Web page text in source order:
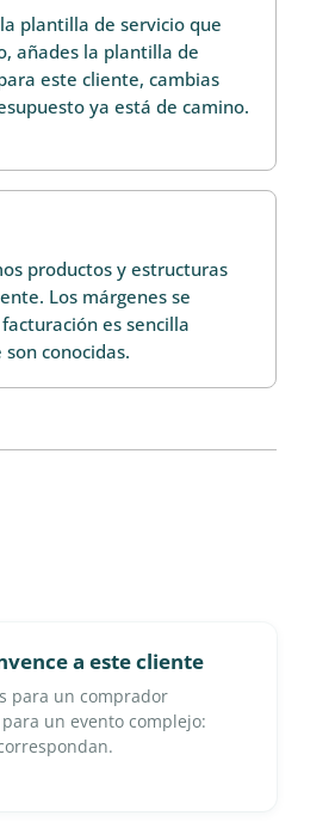
plantilla de servicio que
añades la plantilla de
este cliente, cambias
ya está de camino.
productos y estructuras
Los márgenes se
es sencilla
conocidas.
a este cliente
para un comprador
un evento complejo: